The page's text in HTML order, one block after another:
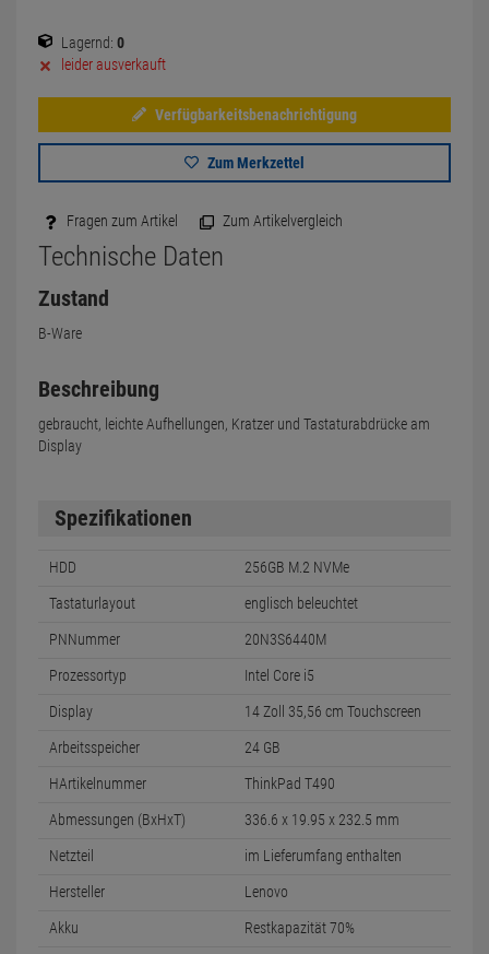
Lagernd: 0
leider ausverkauft
Verfügbarkeitsbenachrichtigung
Zum Merkzettel
Fragen zum Artikel Zum Artikelvergleich
Technische Daten
Zustand
B-Ware
Beschreibung
gebraucht, leichte Aufhellungen, Kratzer und Tastaturabdrücke am
Display
Spezifikationen
HDD 256GB M.2 NVMe
Tastaturlayout englisch beleuchtet
PNNummer 20N3S6440M
Prozessortyp Intel Core i5
Display 14 Zoll 35,56 cm Touchscreen
Arbeitsspeicher 24 GB
HArtikelnummer ThinkPad T490
Abmessungen (BxHxT) 336.6 x 19.95 x 232.5 mm
Netzteil im Lieferumfang enthalten
Hersteller Lenovo
Akku Restkapazität 70%